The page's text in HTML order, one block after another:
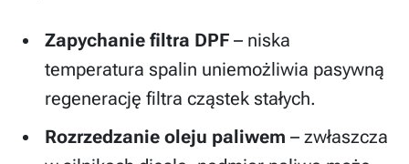
Zapychanie filtra DPF – niska
temperatura spalin uniemożliwia pasywną
regenerację filtra cząstek stałych.
Rozrzedzanie oleju paliwem – zwłaszcza